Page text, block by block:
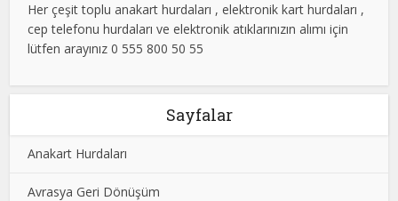
Her çeşit toplu anakart hurdaları , elektronik kart hurdaları ,
cep telefonu hurdaları ve elektronik atıklarınızın alımı için
lütfen arayınız 0 555 800 50 55
Sayfalar
Anakart Hurdaları
Avrasya Geri Dönüşüm